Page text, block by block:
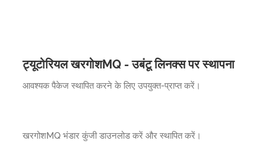
ट्यूटोरियल खरगोशMQ - उबंटू लिनक्स पर स्थापना
आवश्यक पैकेज स्थापित करने के लिए उपयुक्त-प्राप्त करें।
खरगोशMQ भंडार कुंजी डाउनलोड करें और स्थापित करें।